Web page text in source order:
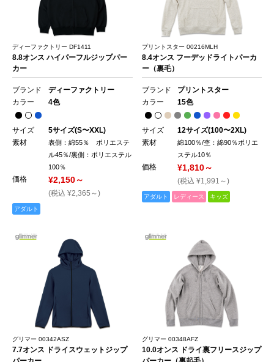
ディーファクトリー DF1411
8.8オンス ハイパーフルジップパー
カー
ブランド
ディーファクトリー
カラー
4色
サイズ
5サイズ(S〜XXL)
素材
表側：綿55％ ポリエステ
ル45％/裏側：ポリエステル
100％
価格 ¥2,150～
(税込 ¥2,365～)
アダルト
プリントスター 00216MLH
8.4オンス フーデッドライトパーカ
ー（裏毛）
ブランド
プリントスター
カラー
15色
サイズ
12サイズ(100〜2XL)
素材
綿100％/杢：綿90％ポリエ
ステル10％
価格 ¥1,810～
(税込 ¥1,991～)
アダルト レディース キッズ
グリマー 00342ASZ
7.7オンス ドライスウェットジップ
グリマー 00348AFZ
10.0オンス ドライ裏フリースジップ